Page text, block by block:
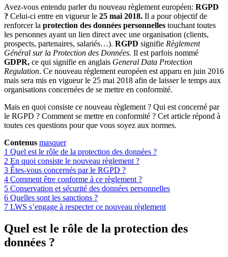
Avez-vous entendu parler du nouveau règlement européen: RGPD
? Celui-ci entre en vigueur le 25 mai 2018. Il a pour objectif de
renforcer la protection des données personnelles touchant toutes
les personnes ayant un lien direct avec une organisation (clients,
prospects, partenaires, salariés…). RGPD signifie Règlement
Général sur la Protection des Données. Il est parfois nommé
GDPR, ce qui signifie en anglais General Data Protection
Regulation. Ce nouveau règlement européen est apparu en juin 2016
mais sera mis en vigueur le 25 mai 2018 afin de laisser le temps aux
organisations concernées de se mettre en conformité.
Mais en quoi consiste ce nouveau règlement ? Qui est concerné par
le RGPD ? Comment se mettre en conformité ? Cet article répond à
toutes ces questions pour que vous soyez aux normes.
Contenus masquer
1 Quel est le rôle de la protection des données ?
2 En quoi consiste le nouveau règlement ?
3 Êtes-vous concernés par le RGPD ?
4 Comment être conforme à ce règlement ?
5 Conservation et sécurité des données personnelles
6 Quelles sont les sanctions ?
7 LWS s’engage à respecter ce nouveau règlement
Quel est le rôle de la protection des
données ?